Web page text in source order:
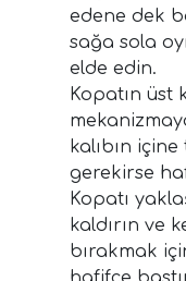
edene dek
sağa sola
elde edin.
Kopatın üst
kalıbın
gerekirse
Kopatı
kaldırın ve
bırakmak